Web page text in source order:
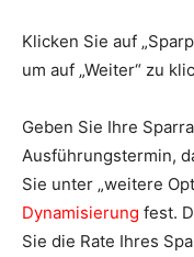
Klicken Sie auf
um auf „Weiter“ zu
Geben Sie Ihre
Ausführungstermin,
Sie unter „weitere
Dynamisierung fest.
Sie die Rate Ihres